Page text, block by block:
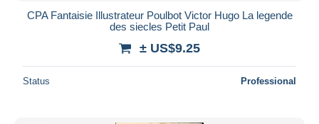
CPA Fantaisie Illustrateur Poulbot Victor Hugo La legende
des siecles Petit Paul
± US$9.25
Status Professional